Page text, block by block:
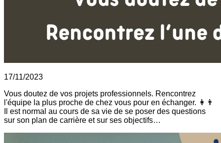
17/11/2023
Vous doutez de vos projets professionnels. Rencontrez
l'équipe la plus proche de chez vous pour en échanger. 👩👨
Il est normal au cours de sa vie de se poser des questions
sur son plan de carrière et sur ses objectifs…